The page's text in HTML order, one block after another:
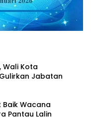
Wali Kota
Jabatan
Wacana
Pantau Lalin